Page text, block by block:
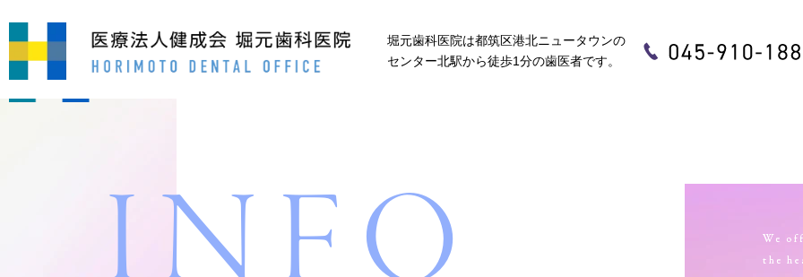
堀元歯科医院は都筑区港北ニュータウンのセンター北駅から徒歩1分の歯医者です。
堀元歯科医院は都筑区港北ニュータウンの
センター北駅から徒歩1分の歯医者です。